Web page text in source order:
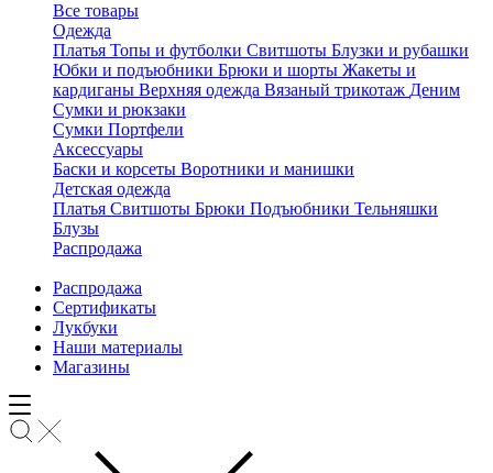
Все товары
Одежда
Платья Топы и футболки Свитшоты Блузки и рубашки
Юбки и подъюбники Брюки и шорты Жакеты и
кардиганы Верхняя одежда Вязаный трикотаж Деним
Сумки и рюкзаки
Сумки Портфели
Аксессуары
Баски и корсеты Воротники и манишки
Детская одежда
Платья Свитшоты Брюки Подъюбники Тельняшки
Блузы
Распродажа
Распродажа
Сертификаты
Лукбуки
Наши материалы
Магазины